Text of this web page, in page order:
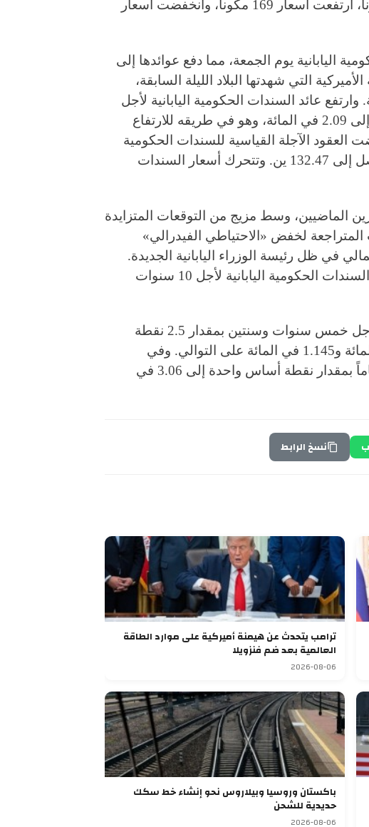
مكونات مؤشر نيكي البالغ عددها 225 مكوناً، ارتفعت أسعار 169 مكوناً، وانخفضت أسعار
اليابانية يوم الجمعة، مما دفع عوائدها إلى
التي شهدتها البلاد الليلة السابقة،
عائد السندات الحكومية اليابانية لأجل
10 سنوات بمقدار 1.5 نقطة أساس ليصل إلى 2.09 في المائة، وهو في طريقه للارتفاع
العقود الآجلة القياسية للسندات الحكومية
اليابانية لأجل 10 سنوات بمقدار 0.2 ين لتصل إلى 132.47 ين. وتتحرك أسعار السندات
الماضيين، وسط مزيج من التوقعات المتزايدة
المتراجعة لخفض «الاحتياطي الفيدرالي»
في ظل رئيسة الوزراء اليابانية الجديدة.
وفي بداية تشرين الثاني الماضي، بلغ عائد السندات الحكومية اليابانية لأجل 10 سنوات
وارتفعت عوائد سندات الحكومة اليابانية لأجل خمس سنوات وسنتين بمقدار 2.5 نقطة
أساس يوم الجمعة، لتصل إلى 1.555 في المائة و1.145 في المائة على التوالي. وفي
المقابل، انخفض عائد السندات لأجل 20 عاماً بمقدار نقطة أساس واحدة إلى 3.06 في
نسخ الرابط
ترامب يتحدث عن هيمنة أميركية على موارد الطاقة
العالمية بعد ضم فنزويلا
2026-08-06
باكستان وروسيا وبيلاروس نحو إنشاء خط سكك
حديدية للشحن
2026-08-06